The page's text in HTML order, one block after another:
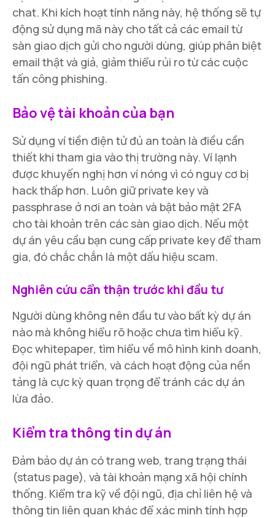
chat. Khi kích hoạt tính năng này, hệ thống sẽ tự
động sử dụng mã này cho tất cả các email từ
sàn giao dịch gửi cho người dùng, giúp phân biệt
email thật và giả, giảm thiểu rủi ro từ các cuộc
tấn công phishing.
Bảo vệ tài khoản của bạn
Sử dụng ví tiền điện tử đủ an toàn là điều cần
thiết khi tham gia vào thị trường này. Ví lạnh
được khuyến nghị hơn ví nóng vì có nguy cơ bị
hack thấp hơn. Luôn giữ private key và
passphrase ở nơi an toàn và bật bảo mật 2FA
cho tài khoản trên các sàn giao dịch. Nếu một
dự án yêu cầu bạn cung cấp private key để tham
gia, đó chắc chắn là một dấu hiệu scam.
Nghiên cứu cẩn thận trước khi đầu tư
Người dùng không nên đầu tư vào bất kỳ dự án
nào mà không hiểu rõ hoặc chưa tìm hiểu kỹ.
Đọc whitepaper, tìm hiểu về mô hình kinh doanh,
đội ngũ phát triển, và cách hoạt động của nền
tảng là cực kỳ quan trọng để tránh các dự án
lừa đảo.
Kiểm tra thông tin dự án
Đảm bảo dự án có trang web, trang trạng thái
(status page), và tài khoản mạng xã hội chính
thống. Kiểm tra kỹ về đội ngũ, địa chỉ liên hệ và
thông tin liên quan khác để xác minh tính hợp